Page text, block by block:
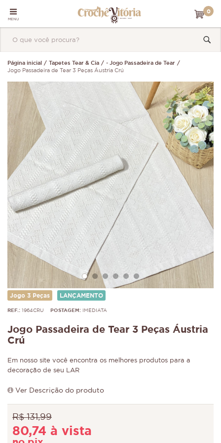
MENU
0
Página inicial Tapetes Tear & Cia
- Jogo Passadeira de Tear
Jogo Passadeira de Tear 3 Peças Áustria Crú
Jogo 3 Peças LANÇAMENTO
REF.: 1964CRU POSTAGEM: IMEDIATA
Jogo Passadeira de Tear 3 Peças Áustria
Crú
Em nosso site você encontra os melhores produtos para a
decoração de seu LAR
Ver Descrição do produto
R$ 131,99
80,74 à vista